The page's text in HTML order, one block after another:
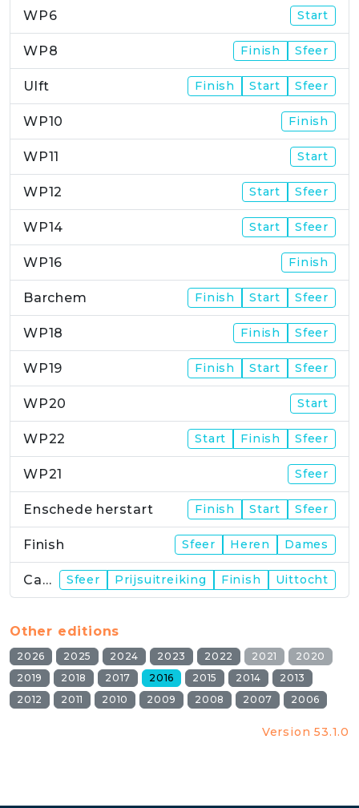
WP6 Start
WP8 Finish Sfeer
Ulft Finish Start Sfeer
WP10 Finish
WP11 Start
WP12 Start Sfeer
WP14 Start Sfeer
WP16 Finish
Barchem Finish Start Sfeer
WP18 Finish Sfeer
WP19 Finish Start Sfeer
WP20 Start
WP22 Start Finish Sfeer
WP21 Sfeer
Enschede herstart Finish Start Sfeer
Finish Sfeer Heren Dames
Campus Sfeer Prijsuitreiking Finish Uittocht
Other editions
2026 2025 2024 2023 2022 2021
2020
2019
2018 2017 2016 2015 2014
2013
2012
2011 2010 2009 2008 2007 2006
Version 53.1.0